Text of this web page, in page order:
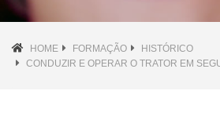
HOME FORMAÇÃO
HISTÓRICO
CONDUZIR E OPERAR O TRATOR EM